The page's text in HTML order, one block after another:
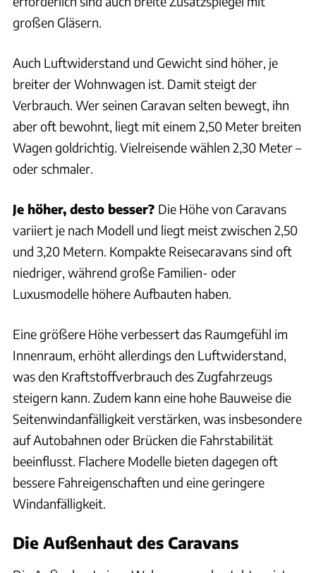
großen Gläsern.
Auch Luftwiderstand und Gewicht sind höher, je
breiter der Wohnwagen ist. Damit steigt der
Verbrauch. Wer seinen Caravan selten bewegt, ihn
aber oft bewohnt, liegt mit einem 2,50 Meter breiten
Wagen goldrichtig. Vielreisende wählen 2,30 Meter –
oder schmaler.
Je höher, desto besser? Die Höhe von Caravans
variiert je nach Modell und liegt meist zwischen 2,50
und 3,20 Metern. Kompakte Reisecaravans sind oft
niedriger, während große Familien- oder
Luxusmodelle höhere Aufbauten haben.
Eine größere Höhe verbessert das Raumgefühl im
Innenraum, erhöht allerdings den Luftwiderstand,
was den Kraftstoffverbrauch des Zugfahrzeugs
steigern kann. Zudem kann eine hohe Bauweise die
Seitenwindanfälligkeit verstärken, was insbesondere
auf Autobahnen oder Brücken die Fahrstabilität
beeinflusst. Flachere Modelle bieten dagegen oft
bessere Fahreigenschaften und eine geringere
Windanfälligkeit.
Die Außenhaut des Caravans